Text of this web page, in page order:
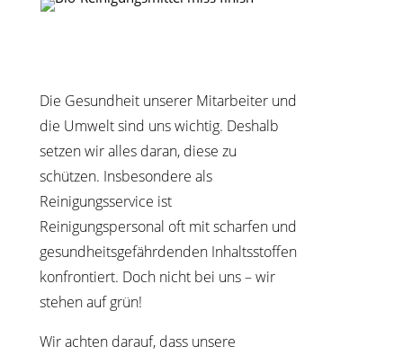
Die Gesundheit unserer Mitarbeiter und
die Umwelt sind uns wichtig. Deshalb
setzen wir alles daran, diese zu
schützen. Insbesondere als
Reinigungsservice ist
Reinigungspersonal oft mit scharfen und
gesundheitsgefährdenden Inhaltsstoffen
konfrontiert. Doch nicht bei uns – wir
stehen auf grün!
Wir achten darauf, dass unsere